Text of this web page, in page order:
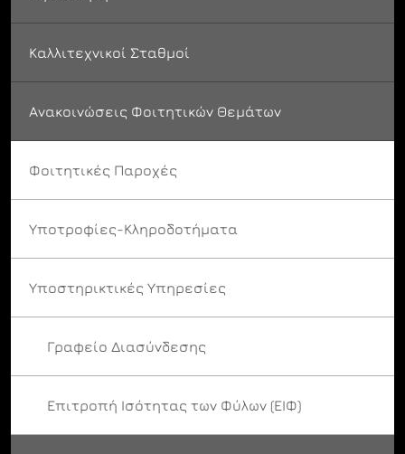
Καλλιτεχνικοί Σταθμοί
Ανακοινώσεις Φοιτητικών Θεμάτων
Φοιτητικές Παροχές
Υποτροφίες-Κληροδοτήματα
Υποστηρικτικές Υπηρεσίες
Γραφείο Διασύνδεσης
Επιτροπή Ισότητας των Φύλων (ΕΙΦ)